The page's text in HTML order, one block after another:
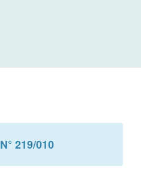
N° 219/010